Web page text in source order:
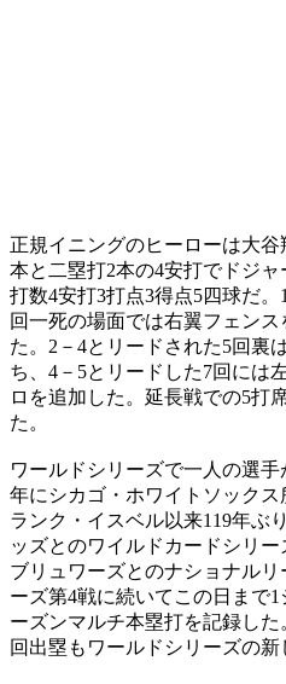
正規イニングのヒーローは大
本と二塁打2本の4安打でドジ
打数4安打3打点3得点5四球だ
回一死の場面では右翼フェン
た。2－4とリードされた5回裏
ち、4－5とリードした7回には
ロを追加した。延長戦での5打
た。
ワールドシリーズで一人の選
年にシカゴ・ホワイトソック
ランク・イスベル以来119年ぶ
ッズとのワイルドカードシリー
ブリュワーズとのナショナル
ーズ第4戦に続いてこの日まで
ーズンマルチ本塁打を記録し
回出塁もワールドシリーズの新